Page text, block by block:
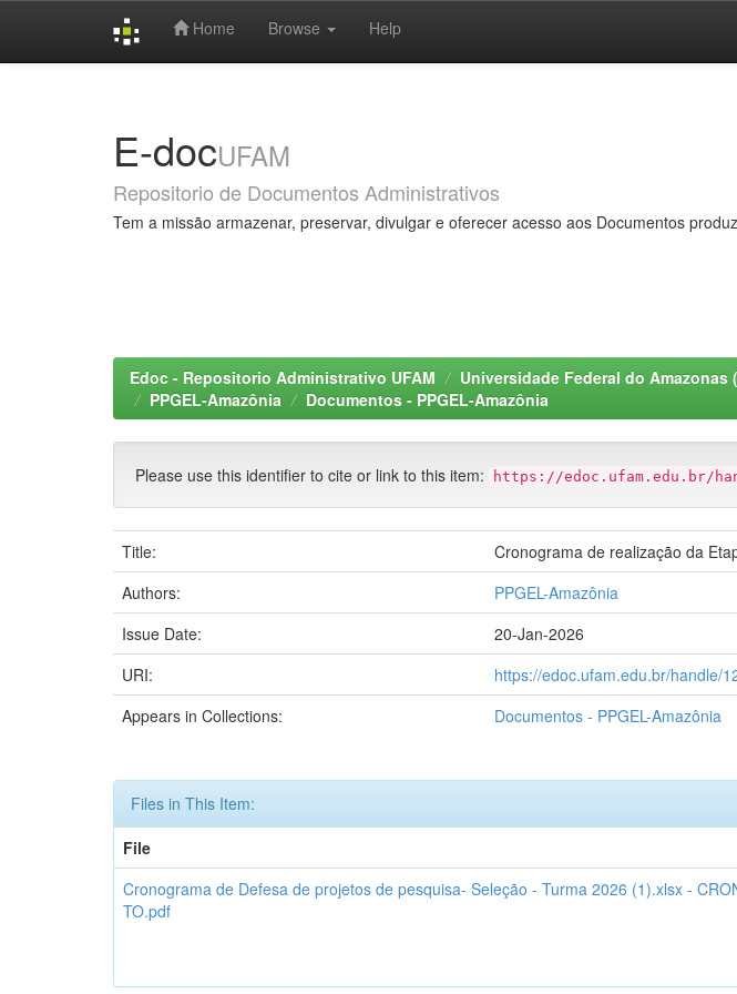
Home Browse Help
E-docUFAM
Repositorio de Documentos Administrativos
Tem a missão armazenar, preservar, divulgar e oferecer acesso aos Documentos
Edoc - Repositorio Administrativo UFAM Universidade Federal do Amazonas
PPGEL-Amazônia
Documentos - PPGEL-Amazônia
Please use this identifier to cite or link to this item: https://edoc.ufam.edu.br/
Title:
Cronograma de realização da
Authors:
PPGEL-Amazônia
Issue Date:
20-Jan-2026
URI:
https://edoc.ufam.edu.br/handle/
Appears in Collections:
Documentos - PPGEL-Amazônia
Files in This Item:
File
Cronograma de Defesa de projetos de pesquisa- Seleção - Turma 2026 (1).xlsx -
TO.pdf